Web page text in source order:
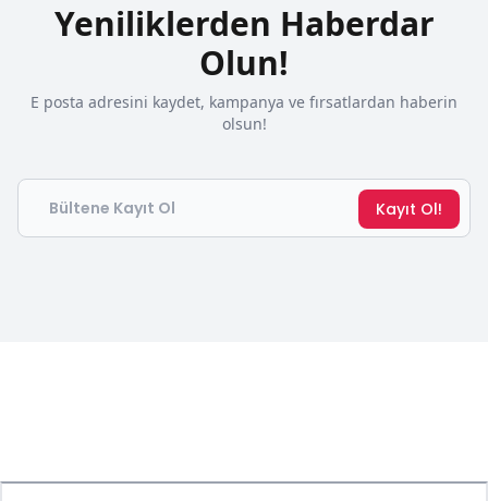
Yeniliklerden Haberdar
Olun!
E posta adresini kaydet, kampanya ve fırsatlardan haberin
olsun!
Email
Kayıt Ol!